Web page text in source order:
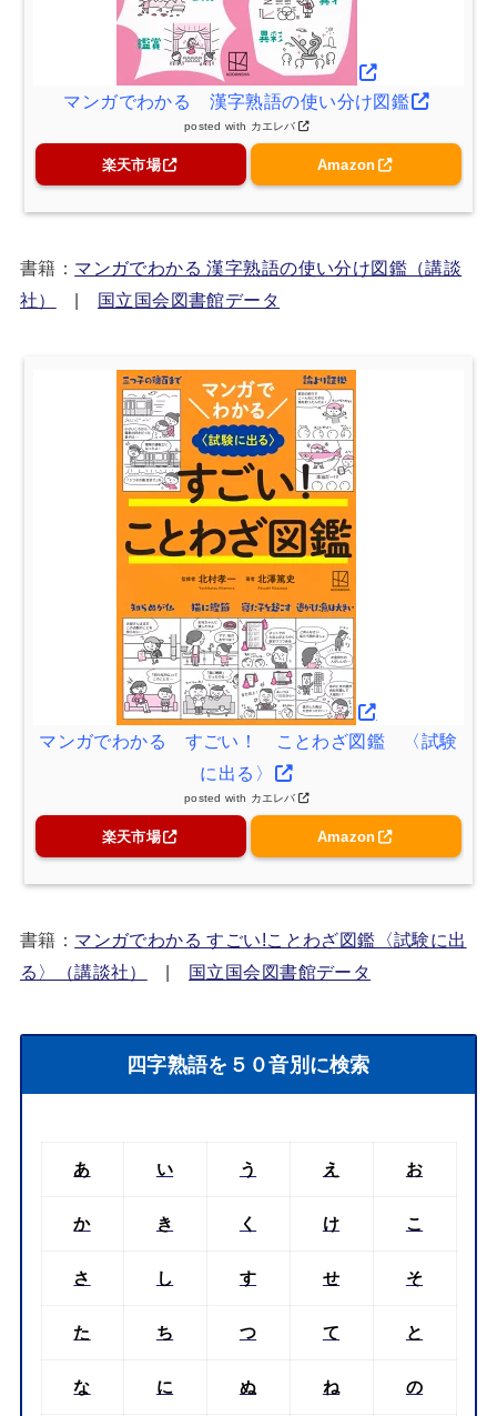
マンガでわかる 漢字熟語の使い分け図鑑
posted with カエレバ
楽天市場 Amazon
書籍： マンガでわかる 漢字熟語の使い分け図鑑（講談
社）
| 国立国会図書館データ
マンガでわかる すごい！ ことわざ図鑑 〈試験
に出る〉
posted with カエレバ
楽天市場 Amazon
書籍： マンガでわかる すごい!ことわざ図鑑〈試験に出
る〉（講談社）
| 国立国会図書館データ
四字熟語を５０音別に検索
あ い う え お
か き く け こ
さ し す せ そ
た ち つ て と
な に ぬ ね の